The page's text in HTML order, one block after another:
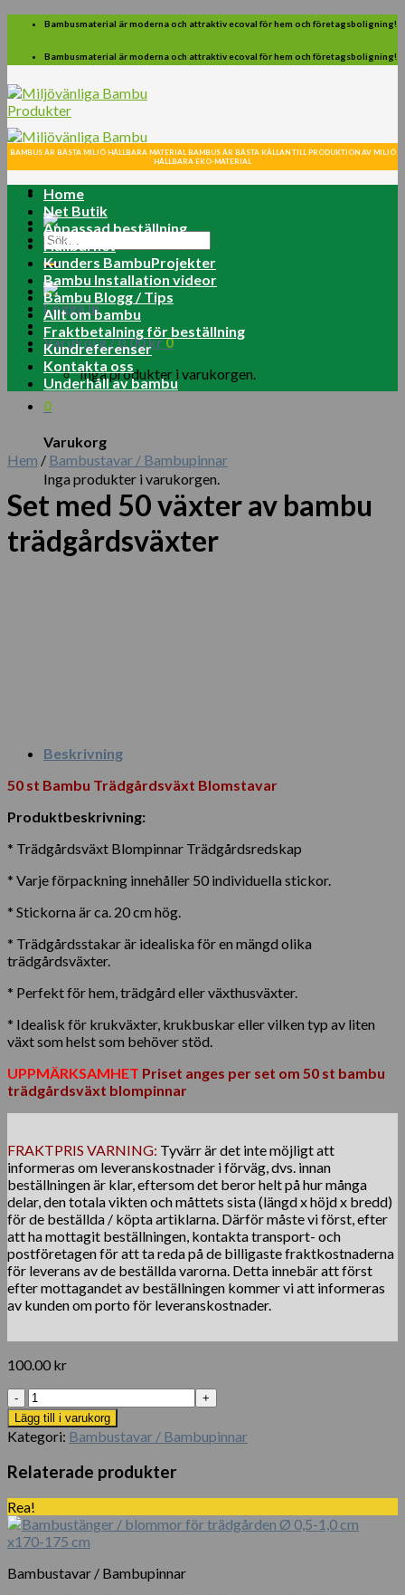
Skip
content
Bambusmaterial är moderna och attraktiv ecoval för hem och företagsboligning!
Bambusmaterial är moderna och attraktiv ecoval för hem och företagsboligning!
Sök
efter:
Logga in
Varukorg /0.00kr0
Inga produkter i varukorgen.
0
Varukorg
Inga produkter i varukorgen.
BAMBUS ÄR BÄSTA MILJÖ HÅLLBARA MATERIAL BAMBUS ÄR BÄSTA KÄLLAN TILL PRODUKTION AV MILJÖ
HÅLLBARA EKO-MATERIAL
Home
Net Butik
Anpassad beställning
Hållbarhet
Kunders BambuProjekter
Bambu Installation videor
Bambu Blogg / Tips
Allt om bambu
Fraktbetalning för beställning
Kundreferenser
Kontakta oss
Underhåll av bambu
Hem / Bambustavar / Bambupinnar
Set med 50 växter av bambu
trädgårdsväxter
Beskrivning
50 st Bambu Trädgårdsväxt Blomstavar
Produktbeskrivning:
* Trädgårdsväxt Blompinnar Trädgårdsredskap
* Varje förpackning innehåller 50 individuella stickor.
* Stickorna är ca. 20 cm hög.
* Trädgårdsstakar är idealiska för en mängd olika
trädgårdsväxter.
* Perfekt för hem, trädgård eller växthusväxter.
* Idealisk för krukväxter, krukbuskar eller vilken typ av liten
växt som helst som behöver stöd.
UPPMÄRKSAMHET Priset anges per set om 50 st bambu
trädgårdsväxt blompinnar
FRAKTPRIS VARNING: Tyvärr är det inte möjligt att
informeras om leveranskostnader i förväg, dvs. innan
beställningen är klar, eftersom det beror helt på hur många
delar, den totala vikten och måttets sista (längd x höjd x bredd)
för de beställda / köpta artiklarna. Därför måste vi först, efter
att ha mottagit beställningen, kontakta transport- och
postföretagen för att ta reda på de billigaste fraktkostnaderna
för leverans av de beställda varorna. Detta innebär att först
efter mottagandet av beställningen kommer vi att informeras
av kunden om porto för leveranskostnader.
100.00 kr
Set
med
50
växter
av
bambu
trädgårdsväxter
mängd
Lägg till i varukorg
Kategori: Bambustavar / Bambupinnar
Relaterade produkter
Rea!
Bambustavar / Bambupinnar